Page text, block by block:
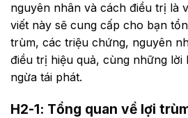
nguyên nhân và cách điều trị là
viết này sẽ cung cấp cho bạn
trùm, các triệu chứng, nguyên
điều trị hiệu quả, cùng những lời
ngừa tái phát.
H2-1: Tổng quan về lợi